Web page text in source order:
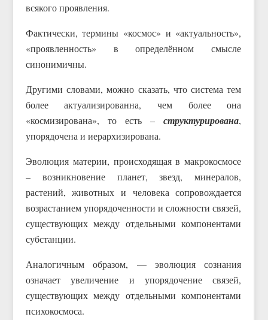
всякого проявления.
Фактически, термины «космос» и «актуальность»,
«проявленность» в определённом смысле
синонимичны.
Другими словами, можно сказать, что система тем
более актуализированна, чем более она
«космизирована», то есть –структурирована,
упорядочена и иерархизирована.
Эволюция материи, происходящая в макрокосмосе
– возникновение планет, звезд, минералов,
растений, животных и человека сопровождается
возрастанием упорядоченности и сложности связей,
существующих между отдельными компонентами
субстанции.
Аналогичным образом, — эволюция сознания
означает увеличение и упорядочение связей,
существующих между отдельными компонентами
психокосмоса.